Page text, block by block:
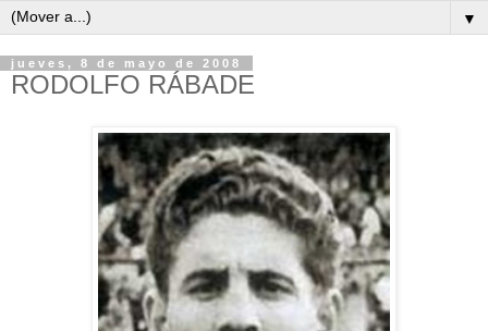
▼
jueves, 8 de mayo de 2008
RODOLFO RÁBADE